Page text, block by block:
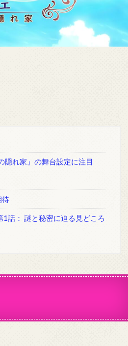
隠れ家』の舞台設定に注目
待
話： 謎と秘密に迫る見どころ